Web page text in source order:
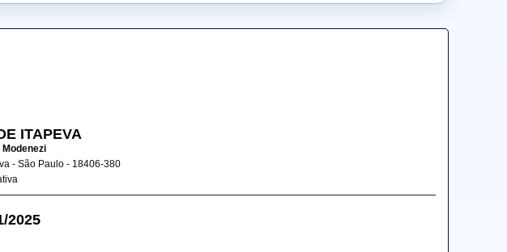
ITAPEVA
- São Paulo - 18406-380
2025